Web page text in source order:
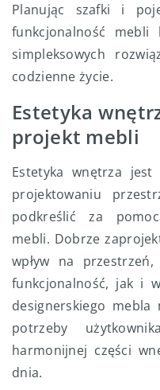
Planując szafki i
funkcjonalność mebli
simpleksowych
codzienne życie.
Estetyka
projekt mebli
Estetyka wnętrza
projektowaniu
podkreślić za
mebli. Dobrze
wpływ na
funkcjonalność, jak i
designerskiego
potrzeby
harmonijnej części
dnia.